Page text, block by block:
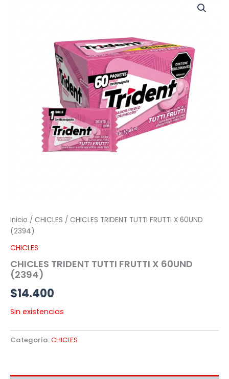
Inicio / CHICLES / CHICLES TRIDENT TUTTI FRUTTI X 60UND
(2394)
CHICLES
CHICLES TRIDENT TUTTI FRUTTI X 60UND
(2394)
$14.400
Sin existencias
Categoría:CHICLES